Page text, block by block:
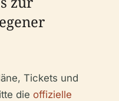
Tickets und
die offizielle